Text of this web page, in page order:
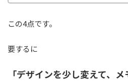
この4点です。
要するに
「デザインを少し変えて、